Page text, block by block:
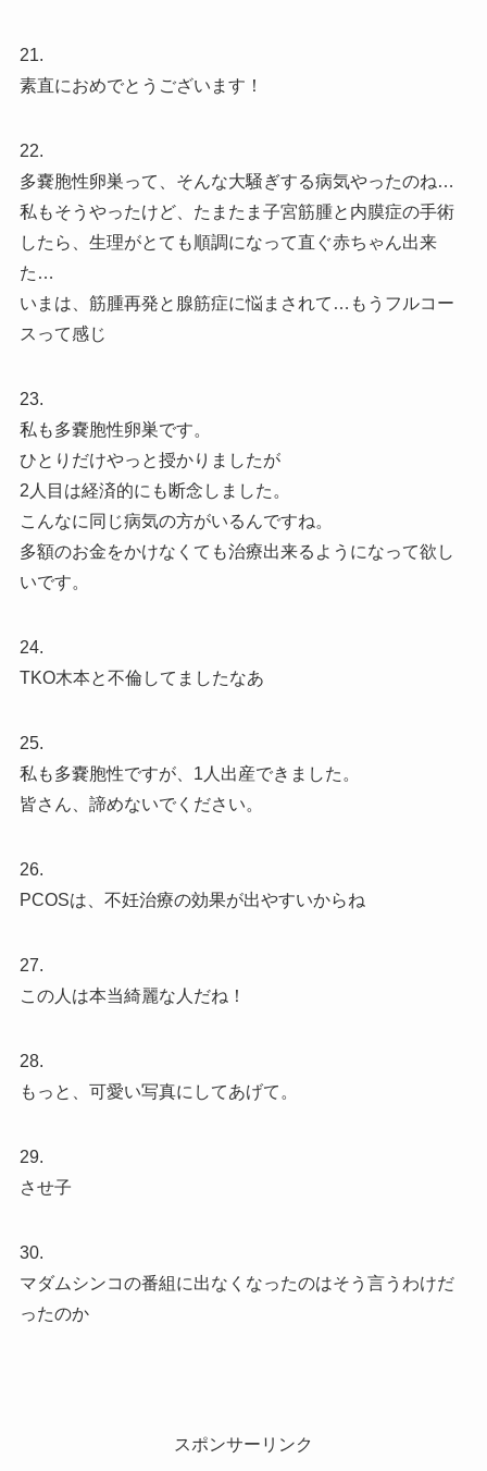
21.
素直におめでとうございます！
22.
多嚢胞性卵巣って、そんな大騒ぎする病気やったのね…
私もそうやったけど、たまたま子宮筋腫と内膜症の手術
したら、生理がとても順調になって直ぐ赤ちゃん出来
た…
いまは、筋腫再発と腺筋症に悩まされて…もうフルコー
スって感じ
23.
私も多嚢胞性卵巣です。
ひとりだけやっと授かりましたが
2人目は経済的にも断念しました。
こんなに同じ病気の方がいるんですね。
多額のお金をかけなくても治療出来るようになって欲し
いです。
24.
TKO木本と不倫してましたなあ
25.
私も多嚢胞性ですが、1人出産できました。
皆さん、諦めないでください。
26.
PCOSは、不妊治療の効果が出やすいからね
27.
この人は本当綺麗な人だね！
28.
もっと、可愛い写真にしてあげて。
29.
させ子
30.
マダムシンコの番組に出なくなったのはそう言うわけだ
ったのか
スポンサーリンク